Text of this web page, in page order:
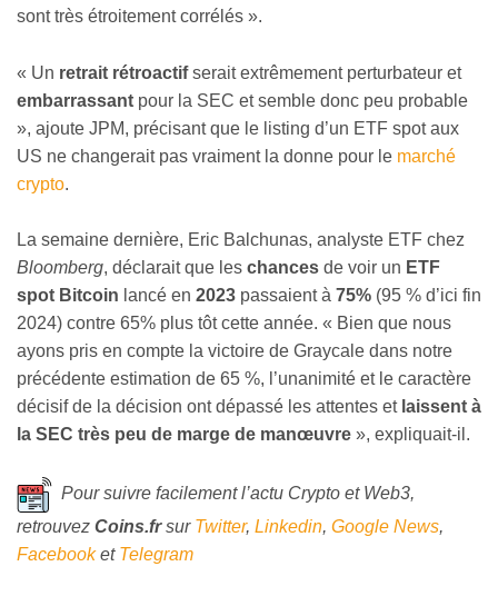
sont très étroitement corrélés ».
« Un retrait rétroactifserait extrêmement perturbateur et
embarrassant pour la SEC et semble donc peu probable
», ajoute JPM, précisant que le listing d’un ETF spot aux
US ne changerait pas vraiment la donne pour le marché
crypto.
La semaine dernière, Eric Balchunas, analyste ETF chez
Bloomberg, déclarait que les chances de voir un ETF
spot Bitcoin lancé en 2023 passaient à 75% (95 % d’ici fin
2024) contre 65% plus tôt cette année. « Bien que nous
ayons pris en compte la victoire de Graycale dans notre
précédente estimation de 65 %, l’unanimité et le caractère
décisif de la décision ont dépassé les attentes et laissent à
la SEC très peu de marge de manœuvre », expliquait-il.
Pour suivre facilement l’actu Crypto et Web3,
retrouvez Coins.frsur Twitter, Linkedin, Google News,
Facebooket Telegram